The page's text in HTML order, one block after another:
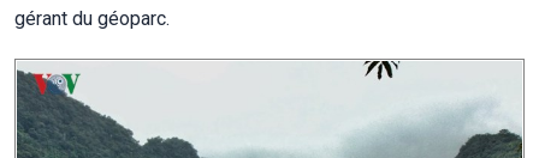
gérant du géoparc.